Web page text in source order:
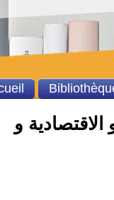
الاقتصادية و